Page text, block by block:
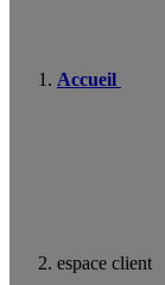
Accueil
espace client